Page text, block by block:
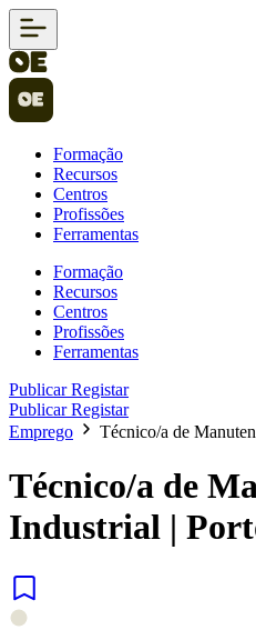
Formação
Recursos
Centros
Profissões
Ferramentas
Formação
Recursos
Centros
Profissões
Ferramentas
PublicarRegistar
PublicarRegistar
Emprego
Técnico/a de
Técnico/a de
Industrial |